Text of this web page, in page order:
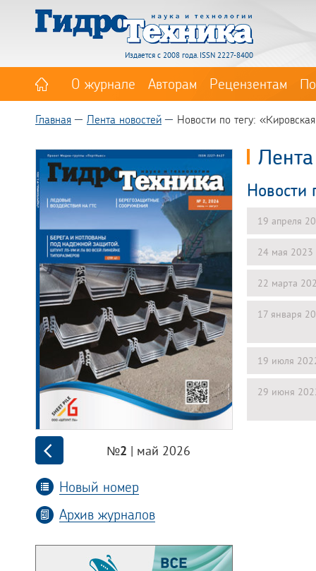
Издается с 2008 года. ISSN 2227-8400
О журнале Авторам Рецензентам
Главная Лента новостей Новости по тегу:
№2 | май 2026
Новый номер
Архив журналов
Новости
19 апреля
24 мая 2023
22 марта
17 января
19 июля
29 июня